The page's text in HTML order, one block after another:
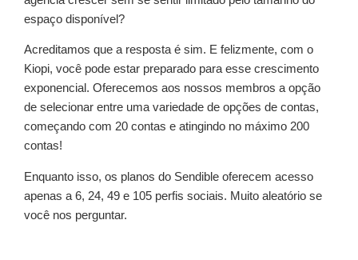
espaço disponível?
Acreditamos que a resposta é sim. E felizmente, com o
Kiopi, você pode estar preparado para esse crescimento
exponencial. Oferecemos aos nossos membros a opção
de selecionar entre uma variedade de opções de contas,
começando com 20 contas e atingindo no máximo 200
contas!
Enquanto isso, os planos do Sendible oferecem acesso
apenas a 6, 24, 49 e 105 perfis sociais. Muito aleatório se
você nos perguntar.